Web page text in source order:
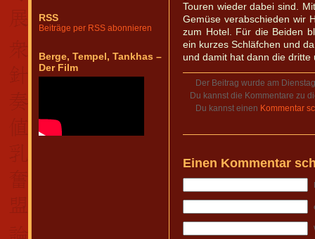
RSS
Beiträge per RSS abonnieren
Berge, Tempel, Tankhas –
Der Film
Touren wieder dabei sind.
Gemüse verabschieden wir
zum Hotel. Für die Beiden
ein kurzes Schläfchen und
und damit hat dann die
Der Beitrag wurde am
Du kannst die Kommentare zu
Du kannst einen Kommentar
Einen Kommentar